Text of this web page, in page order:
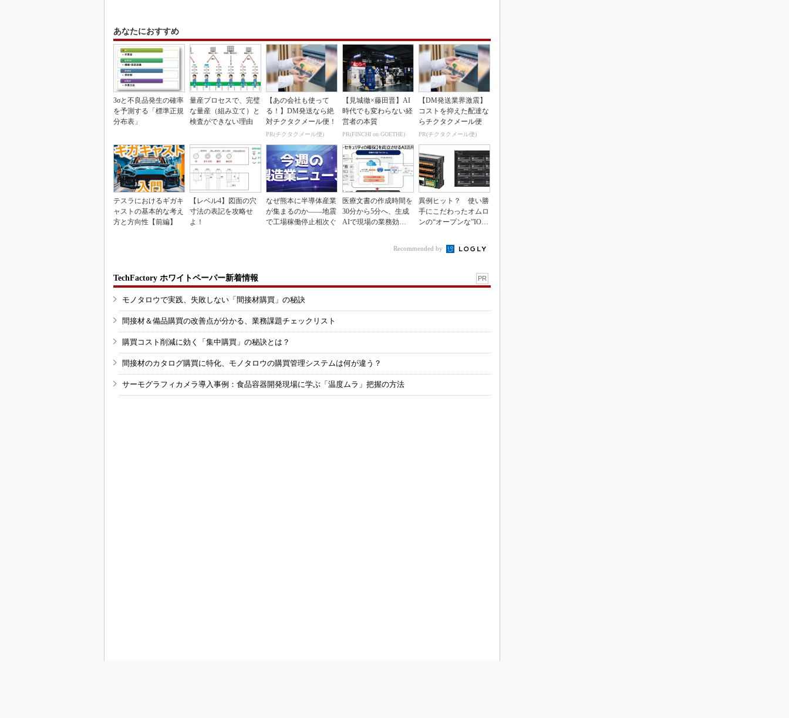
あなたにおすすめ
3σと不良品発生の確率
を予測する「標準正規
分布表」
量産プロセスで、完璧
な量産（組み立て）と
検査ができない理由
【あの会社も使って
る！】DM発送なら絶
対チクタクメール便！
PR(チクタクメール便)
【見城徹×藤田晋】AI
時代でも変わらない経
営者の本質
PR(FINCHI on GOETHE)
【DM発送業界激震】
コストを抑えた配達な
らチクタクメール便
PR(チクタクメール便)
テスラにおけるギガキ
ャストの基本的な考え
方と方向性【前編】
【レベル4】図面の穴
寸法の表記を攻略せ
よ！
なぜ熊本に半導体産業
が集まるのか――地震
で工場稼働停止相次ぐ
医療文書の作成時間を
30分から5分へ、生成
AIで現場の業務効率
異例ヒット？ 使い勝
手にこだわったオムロ
ンの“オープンな”IO-L
Recommended by
TechFactory ホワイトペーパー新着情報 PR
モノタロウで実践、失敗しない「間接材購買」の秘訣
間接材＆備品購買の改善点が分かる、業務課題チェックリスト
購買コスト削減に効く「集中購買」の秘訣とは？
間接材のカタログ購買に特化、モノタロウの購買管理システムは何が違う？
サーモグラフィカメラ導入事例：食品容器開発現場に学ぶ「温度ムラ」把握の方法